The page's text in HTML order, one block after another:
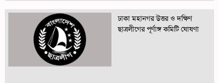
ঢাকা মহানগর উত্তর ও দক্ষিণ
ছাত্রলীগের পূর্ণাঙ্গ কমিটি ঘোষণা